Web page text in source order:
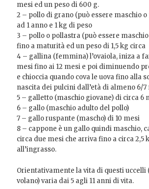
mesi ed un peso di 600 g.
2 – pollo di grano (può essere maschio
ad 1 anno e 1 kg di peso
3 – pollo o pollastra (può essere
fino a maturità ed un peso di 1,5 kg circa
4 – gallina (femmina) l’ovaiola, iniza a
mesi fino ai 12 mesi e poi diminuendo
e chioccia quando cova le uova fino alla
nascita dei pulcini dall’età di almeno 6/7
5 – galletto (maschio giovane) di circa 6
6 – gallo (maschio adulto del pollo)
7 – gallo ruspante (mascho) di 10 mesi
8 – cappone è un gallo quindi maschio,
circa due mesi che arriva fino a circa 2,5
all’ingrasso.
Orientativamente la vita di questi uccelli
volano) varia dai 5 agli 11 anni di vita.